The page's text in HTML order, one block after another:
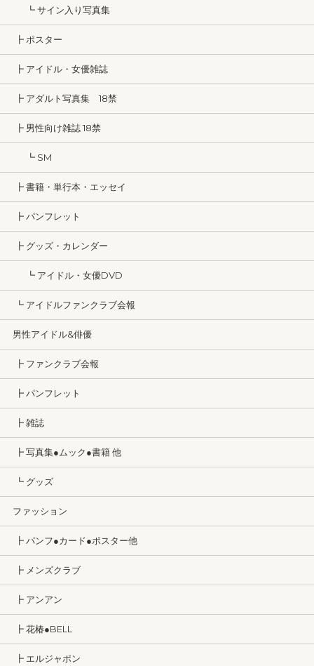
┗ サイン入り写真集
┣ ポスター
┣ アイドル・女優雑誌
┣ アダルト写真集 18禁
┣ 男性向け雑誌 18禁
┗ SM
┣ 書籍・単行本・エッセイ
┣ パンフレット
┣ グッズ・カレンダー
┗ アイドル・女優DVD
┗ アイドルファンクラブ会報
男性アイドル&俳優
┣ ファンクラブ会報
┣ パンフレット
┣ 雑誌
┣ 写真集●ムック●書籍 他
┗ グッズ
ファッション
┣ パンフ●カード●ポスター他
┣ メンズクラブ
┣ アンアン
┣ 花椿●BELL
┣ エルジャポン